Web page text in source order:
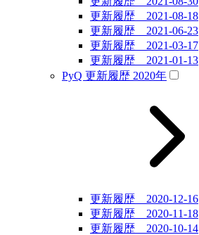
更新履歴 2021-08-18
更新履歴 2021-06-23
更新履歴 2021-03-17
更新履歴 2021-01-13
PyQ 更新履歴 2020年
更新履歴 2020-12-16
更新履歴 2020-11-18
更新履歴 2020-10-14